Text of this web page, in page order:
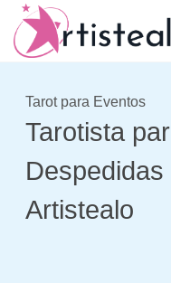
Tarot para Eventos
Tarotista
Artistealo